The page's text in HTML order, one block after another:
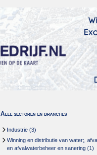
Alle sectoren en branches
Industrie (3)
Winning en distributie van water;,
en afvalwaterbeheer en sanering (1)